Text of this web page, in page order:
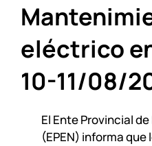
eléctrico
10-11/08/
El Ente Provincial
(EPEN) informa que